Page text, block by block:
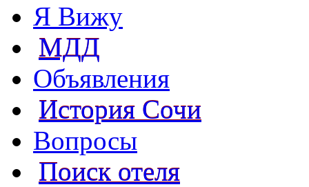
Я Вижу
МДД
Объявления
История Сочи
Вопросы
Поиск отеля